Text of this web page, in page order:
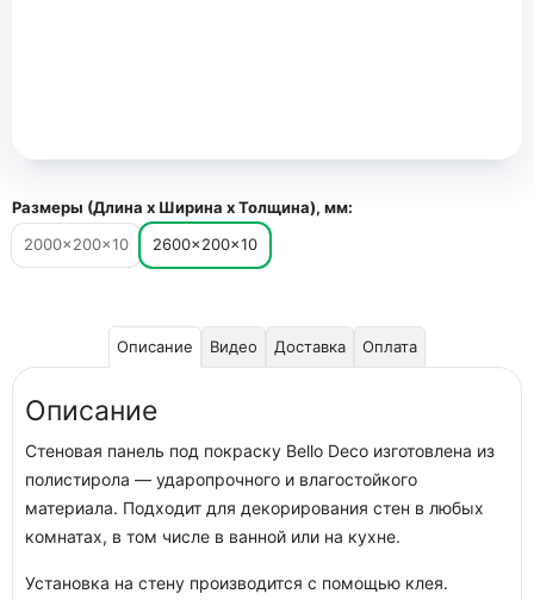
Размеры (Длина х Ширина х Толщина), мм:
2000×200×10
2600×200×10
Описание Видео Доставка Оплата
Описание
Стеновая панель под покраску Bello Deco изготовлена из
полистирола — ударопрочного и влагостойкого
материала. Подходит для декорирования стен в любых
комнатах, в том числе в ванной или на кухне.
Установка на стену производится с помощью клея.